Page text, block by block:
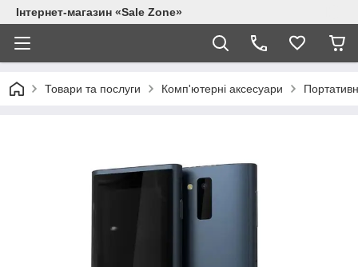
Інтернет-магазин «Sale Zone»
Товари та послуги Комп'ютерні аксесуари